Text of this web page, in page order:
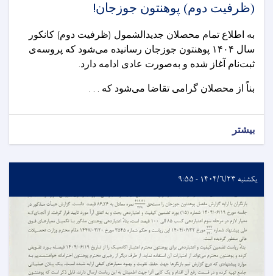
(ظرفیت دوم) پوهنتون جوزجان!
به اطلاع تمام محصلان جدیدالشمول (ظرفیت دوم) کانکور
سال ۱۴۰۴ پوهنتون جوزجان رسانیده می‌شود که پروسه‌ی
ثبت‌نام آغاز شده و به‌صورت عادی ادامه دارد.
بناً از محصلان گرامی تقاضا می‌شود که . . .
بیشتر
یکشنبه ۱۴۰۴/۶/۲۳ - ۹:۵۵